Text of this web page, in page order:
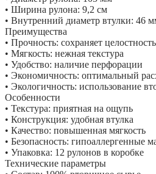
• Ширина рулона: 9,2 см
• Внутренний диаметр втулки: 46
Преимущества
• Прочность: сохраняет
• Мягкость: нежная текстура
• Удобство: наличие перфорации
• Экономичность: оптимальный
• Экологичность: использование
Особенности
• Текстура: приятная на ощупь
• Конструкция: удобная втулка
• Качество: повышенная мягкость
• Безопасность: гипоаллергенные
• Упаковка: 12 рулонов в коробке
Технические параметры